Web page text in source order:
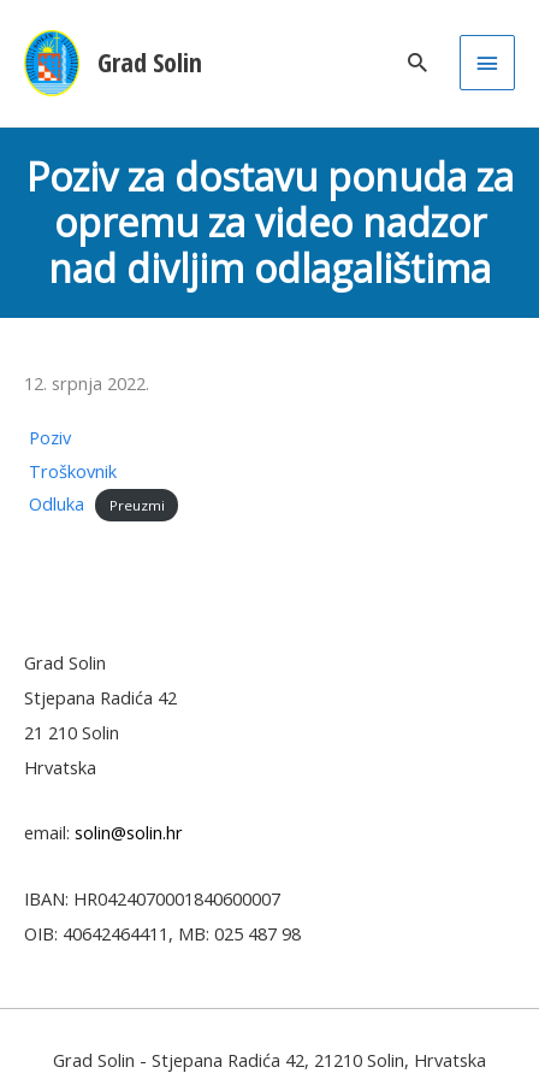
Grad Solin
Main
Poziv za dostavu ponuda za
opremu za video nadzor
nad divljim odlagalištima
12. srpnja 2022.
Poziv
Troškovnik
Odluka
Preuzmi
Grad Solin
Stjepana Radića 42
21 210 Solin
Hrvatska
email: solin@solin.hr
IBAN: HR0424070001840600007
OIB: 40642464411, MB: 025 487 98
Grad Solin - Stjepana Radića 42, 21210 Solin, Hrvatska